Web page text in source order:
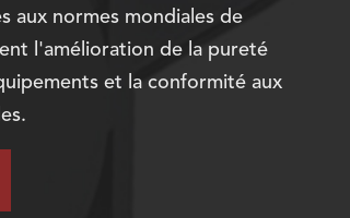
aux normes mondiales de
l'amélioration de la pureté
et la conformité aux